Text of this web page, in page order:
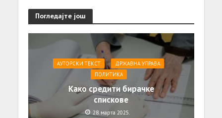
Погледајте још
АУТОРСКИ ТЕКСТ
ДРЖАВНА УПРАВА
ПОЛИТИКА
Како средити бирачке
спискове
28. марта 2025.